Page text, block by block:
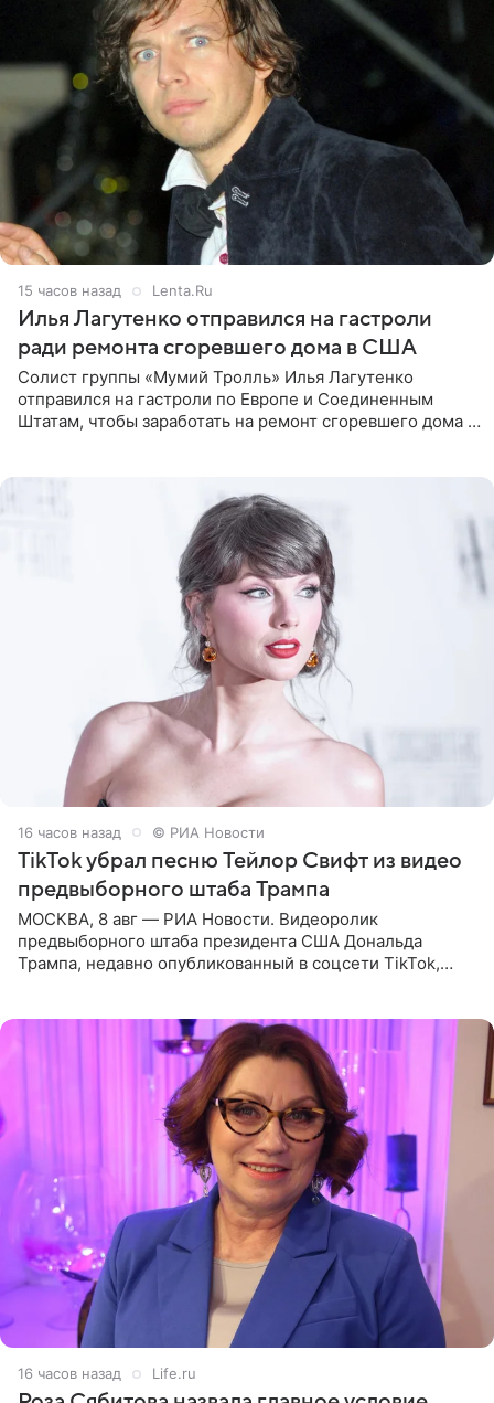
15 часов назад Lenta.Ru
Илья Лагутенко отправился на гастроли
ради ремонта сгоревшего дома в США
Солист группы «Мумий Тролль» Илья Лагутенко
отправился на гастроли по Европе и Соединенным
Штатам, чтобы заработать на ремонт сгоревшего дома в
16 часов назад © РИА Новости
TikTok убрал песню Тейлор Свифт из видео
предвыборного штаба Трампа
МОСКВА, 8 авг — РИА Новости. Видеоролик
предвыборного штаба президента США Дональда
Трампа, недавно опубликованный в соцсети TikTok,
16 часов назад Life.ru